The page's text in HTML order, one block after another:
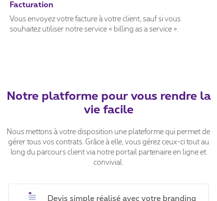
Facturation
Vous envoyez votre facture à votre client, sauf si vous
souhaitez utiliser notre service « billing as a service ».
Notre platforme pour vous rendre la
vie facile
Nous mettons à votre disposition une plateforme qui permet de
gérer tous vos contrats. Grâce à elle, vous gérez ceux-ci tout au
long du parcours client via notre portail partenaire en ligne et
convivial.
Devis simple réalisé avec votre branding